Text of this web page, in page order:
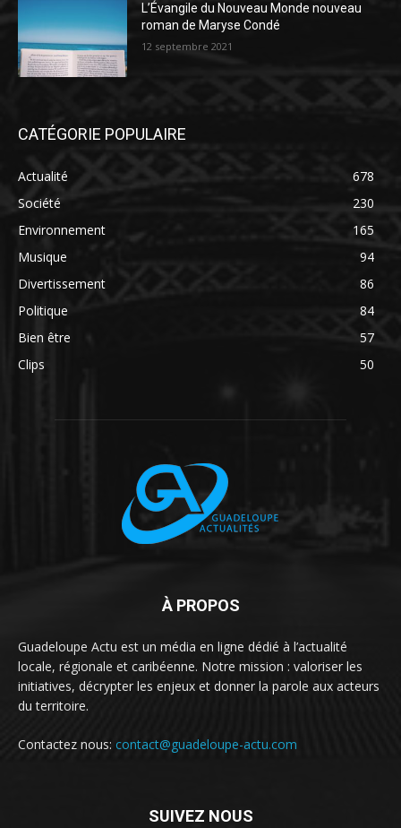
L’Évangile du Nouveau Monde nouveau
roman de Maryse Condé
12 septembre 2021
CATÉGORIE POPULAIRE
Actualité
678
Société
230
Environnement
165
Musique
94
Divertissement
86
Politique
84
Bien être
57
Clips
50
À PROPOS
Guadeloupe Actu est un média en ligne dédié à l’actualité
locale, régionale et caribéenne. Notre mission : valoriser les
initiatives, décrypter les enjeux et donner la parole aux acteurs
du territoire.
Contactez nous: contact@guadeloupe-actu.com
SUIVEZ NOUS